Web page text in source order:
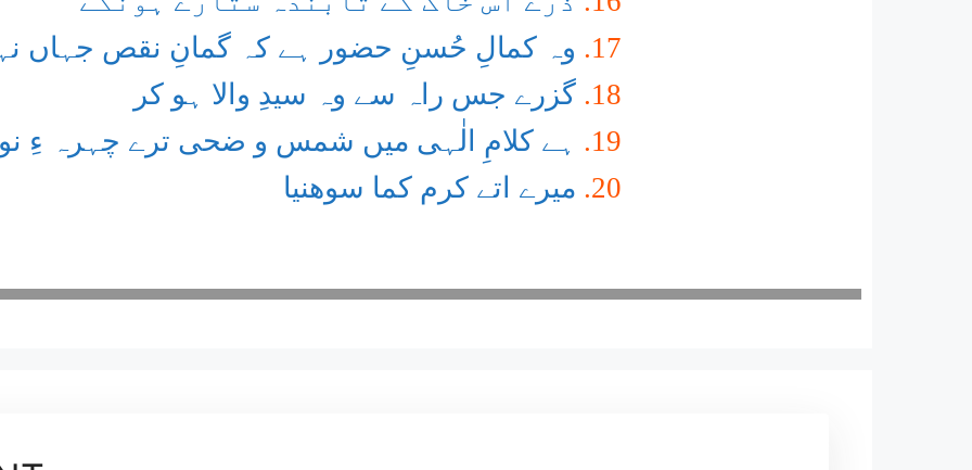
وہ کمالِ حُسنِ حضور ہے کہ گمانِ نقص جہاں
گزرے جس راہ سے وہ سیدِ والا ہو کر
ہے کلامِ الٰہی میں شمس و ضحی ترے چہرہ ءِ
میرے اتے کرم کما سوھنیا